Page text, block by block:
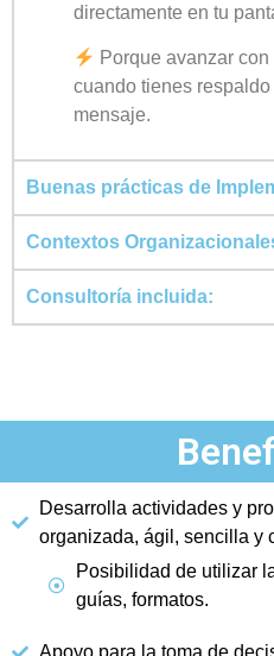
directamente en tu
Porque avanzar
cuando tienes
mensaje.
Buenas prácticas de
Contextos
Consultoría incluida:
Desarrolla actividades y
organizada, ágil, sencilla y
Posibilidad de utilizar
guías, formatos.
Apoyo para la toma de